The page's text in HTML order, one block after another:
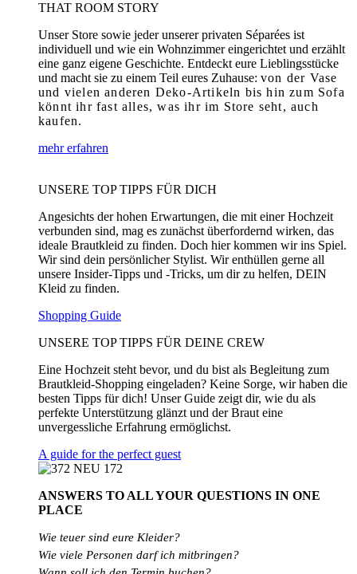
THAT ROOM STORY
Unser Store sowie jeder unserer privaten Séparées ist
individuell und wie ein Wohnzimmer eingerichtet und erzählt
eine ganz eigene Geschichte. Entdeckt eure Lieblingsstücke
und macht sie zu einem Teil eures Zuhause: von der Vase
und vielen anderen Deko-Artikeln bis hin zum Sofa
könnt ihr fast alles, was ihr im Store seht, auch
kaufen.
mehr erfahren
UNSERE TOP TIPPS FÜR DICH
Angesichts der hohen Erwartungen, die mit einer Hochzeit
verbunden sind, mag es zunächst überfordernd wirken, das
ideale Brautkleid zu finden. Doch hier kommen wir ins Spiel.
Wir sind dein persönlicher Stylist. Wir enthüllen gerne all
unsere Insider-Tipps und -Tricks, um dir zu helfen, DEIN
Kleid zu finden.
Shopping Guide
UNSERE TOP TIPPS FÜR DEINE CREW
Eine Hochzeit steht bevor, und du bist als Begleitung zum
Brautkleid-Shopping eingeladen? Keine Sorge, wir haben die
besten Tipps für dich! Unser Guide zeigt dir, wie du als
perfekte Unterstützung glänzt und der Braut eine
unvergessliche Erfahrung ermöglichst.
A guide for the perfect guest
ANSWERS TO ALLYOUR QUESTIONS IN ONE
PLACE
Wie teuer sind eure Kleider?
Wie viele Personen darf ich mitbringen?